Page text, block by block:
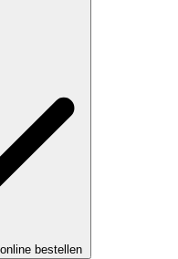
bestellen